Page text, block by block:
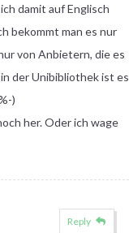
damit auf Englisch
bekommt man es nur
von Anbietern, die es
der Unibibliothek ist es
)
her. Oder ich wage
Reply